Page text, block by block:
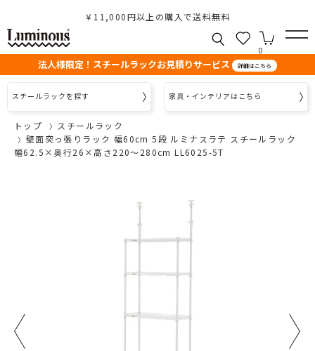
￥11,000円以上の購入で送料無料
0
法人様限定！スチールラックお見積りサービス 詳細はこちら
スチールラックを探す 家具・インテリアはこちら
トップ
スチールラック
壁面突っ張りラック 幅60cm 5段 ルミナスラテ スチールラック
幅62.5×奥行26×高さ220～280cm LL6025-5T